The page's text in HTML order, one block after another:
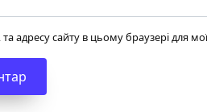
адресу сайту в цьому браузері для